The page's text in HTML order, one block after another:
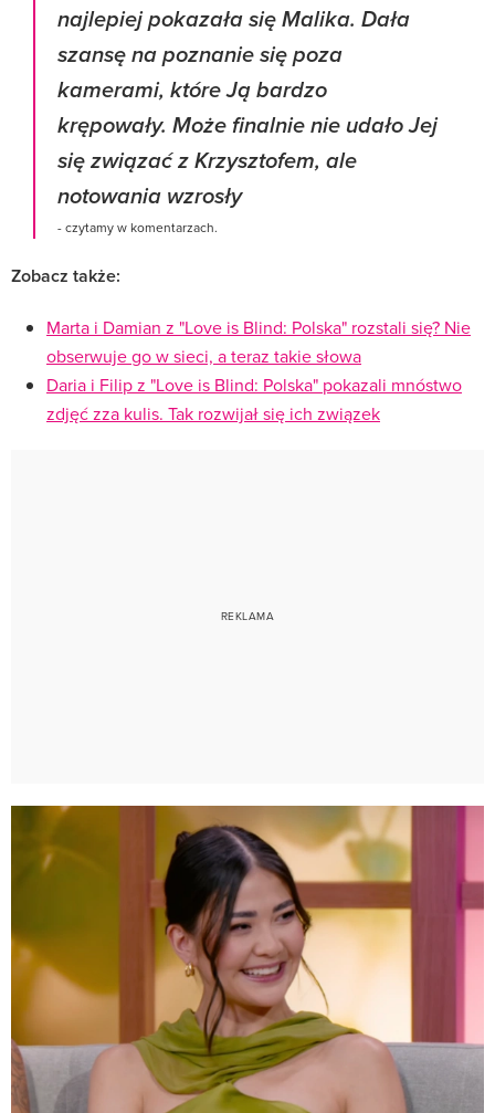
najlepiej pokazała się Malika. Dała
szansę na poznanie się poza
kamerami, które Ją bardzo
krępowały. Może finalnie nie udało Jej
się związać z Krzysztofem, ale
notowania wzrosły
- czytamy w komentarzach.
Zobacz także:
Marta i Damian z "Love is Blind: Polska" rozstali się? Nie
obserwuje go w sieci, a teraz takie słowa
Daria i Filip z "Love is Blind: Polska" pokazali mnóstwo
zdjęć zza kulis. Tak rozwijał się ich związek